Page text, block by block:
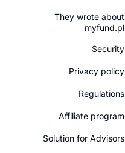
They wrote about
myfund.pl
Security
Privacy policy
Regulations
Affiliate program
Solution for Advisors